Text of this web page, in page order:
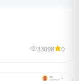
33098 0